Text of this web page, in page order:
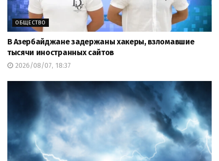
ОБЩЕСТВО
В Азербайджане задержаны хакеры, взломавшие
тысячи иностранных сайтов
2026/08/07, 18:37